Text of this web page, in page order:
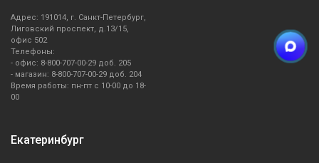
Адрес: 191014, г. Санкт-Петербург,
Лиговский проспект, д.13/15,
офис 502
Телефоны:
- офис: 8-800-707-00-29 доб. 205
- магазин: 8-800-707-00-29 доб. 204
Время работы: пн-пт с 10-00 до 18-
00
Екатеринбург